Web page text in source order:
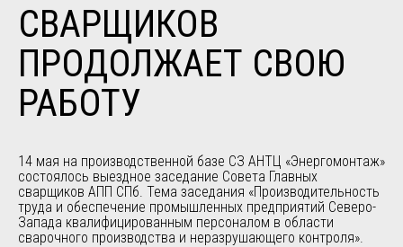
СВАРЩИКОВ
ПРОДОЛЖАЕТ СВОЮ
РАБОТУ
14 мая на производственной базе СЗ АНТЦ «Энергомонтаж»
состоялось выездное заседание Совета Главных
сварщиков АПП СПб. Тема заседания «Производительность
труда и обеспечение промышленных предприятий Северо-
Запада квалифицированным персоналом в области
сварочного производства и неразрушающего контроля».